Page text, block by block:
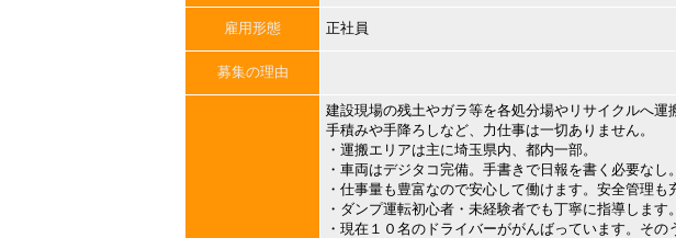
雇用形態 正社員
募集の理由
建設現場の残土やガラ等を各処分場やリサイクルへ運
手積みや手降ろしなど、力仕事は一切ありません。
・運搬エリアは主に埼玉県内、都内一部。
・車両はデジタコ完備。手書きで日報を書く必要なし。
・仕事量も豊富なので安心して働けます。安全管理も
・ダンプ運転初心者・未経験者でも丁寧に指導します。
・現在１０名のドライバーががんばっています。その